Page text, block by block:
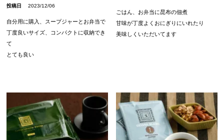
投稿日 2023/12/06
自分用に購入、スープジャーとお弁当で
丁度良いサイズ、コンパクトに収納でき
て
とても良い
ごはん、お弁当に昆布の佃煮
甘味が丁度よくおにぎりにいれたり
美味しくいただいてます